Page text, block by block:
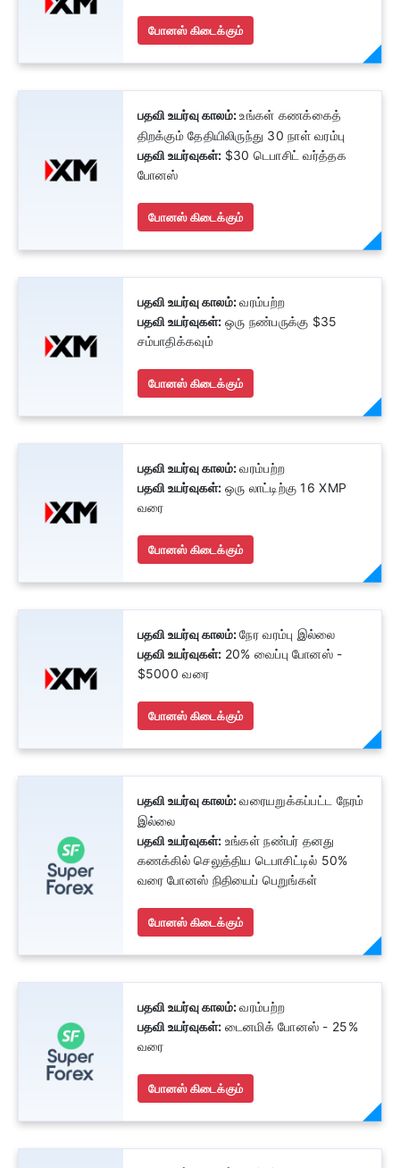
போனஸ் கிடைக்கும்
பதவி உயர்வு காலம்:உங்கள் கணக்கைத்
திறக்கும் தேதியிலிருந்து 30 நாள் வரம்பு
பதவி உயர்வுகள்: $30 டெபாசிட் வர்த்தக
போனஸ்
போனஸ் கிடைக்கும்
பதவி உயர்வு காலம்:வரம்பற்ற
பதவி உயர்வுகள்: ஒரு நண்பருக்கு $35
சம்பாதிக்கவும்
போனஸ் கிடைக்கும்
பதவி உயர்வு காலம்:வரம்பற்ற
பதவி உயர்வுகள்: ஒரு லாட்டிற்கு 16 XMP
வரை
போனஸ் கிடைக்கும்
பதவி உயர்வு காலம்:நேர வரம்பு இல்லை
பதவி உயர்வுகள்: 20% வைப்பு போனஸ் -
$5000 வரை
போனஸ் கிடைக்கும்
பதவி உயர்வு காலம்:வரையறுக்கப்பட்ட நேரம்
இல்லை
பதவி உயர்வுகள்: உங்கள் நண்பர் தனது
கணக்கில் செலுத்திய டெபாசிட்டில் 50%
வரை போனஸ் நிதியைப் பெறுங்கள்
போனஸ் கிடைக்கும்
பதவி உயர்வு காலம்:வரம்பற்ற
பதவி உயர்வுகள்: டைனமிக் போனஸ் - 25%
வரை
போனஸ் கிடைக்கும்